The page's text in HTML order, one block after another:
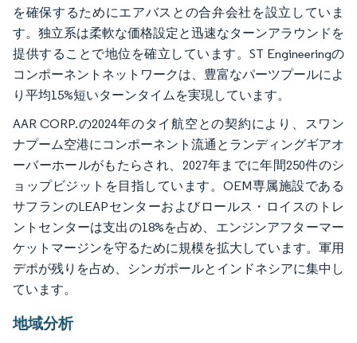
を確保するためにエアバスとの合弁会社を設立していま
す。独立系は柔軟な価格設定と迅速なターンアラウンドを
提供することで地位を確立しています。ST Engineeringの
コンポーネントネットワークは、豊富なパーツプールによ
り平均15%短いターンタイムを実現しています。
AAR CORP.の2024年のタイ航空との契約により、スワン
ナプーム空港にコンポーネント流通とランディングギアオ
ーバーホールがもたらされ、2027年までに年間250件のシ
ョップビジットを目指しています。OEM専属施設である
サフランのLEAPセンターおよびロールス・ロイスのトレ
ントセンターは支出の18%を占め、エンジンアフターマー
ケットマージンを守るために規模を拡大しています。軍用
デポが残りを占め、シンガポールとインドネシアに集中し
ています。
地域分析